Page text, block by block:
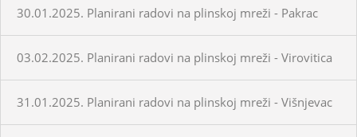
30.01.2025. Planirani radovi na plinskoj mreži - Pakrac
03.02.2025. Planirani radovi na plinskoj mreži - Virovitica
31.01.2025. Planirani radovi na plinskoj mreži - Višnjevac